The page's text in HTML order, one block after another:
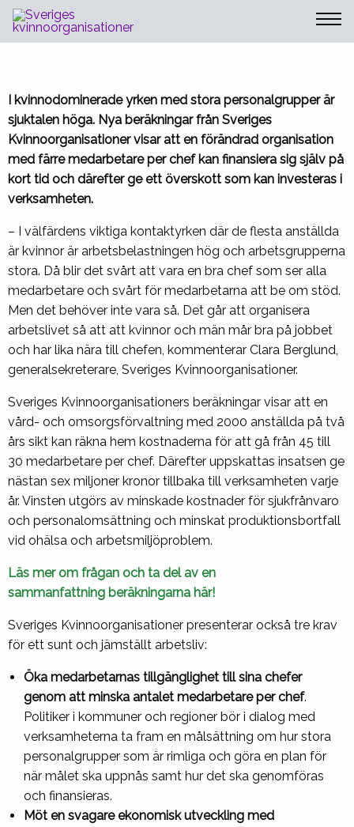
Sveriges Kvinnoorganisationer
kvinnodominerade yrken kan löna
sig på två års sikt
I kvinnodominerade yrken med stora personalgrupper är
sjuktalen höga. Nya beräkningar från Sveriges
Kvinnoorganisationer visar att en förändrad organisation
med färre medarbetare per chef kan finansiera sig själv på
kort tid och därefter ge ett överskott som kan investeras i
verksamheten.
– I välfärdens viktiga kontaktyrken där de flesta anställda
är kvinnor är arbetsbelastningen hög och arbetsgrupperna
stora. Då blir det svårt att vara en bra chef som ser alla
medarbetare och svårt för medarbetarna att be om stöd.
Men det behöver inte vara så. Det går att organisera
arbetslivet så att att kvinnor och män mår bra på jobbet
och har lika nära till chefen, kommenterar Clara Berglund,
generalsekreterare, Sveriges Kvinnoorganisationer.
Sveriges Kvinnoorganisationers beräkningar visar att en
vård- och omsorgsförvaltning med 2000 anställda på två
års sikt kan räkna hem kostnaderna för att gå från 45 till
30 medarbetare per chef. Därefter uppskattas insatsen ge
nästan sex miljoner kronor tillbaka till verksamheten varje
år. Vinsten utgörs av minskade kostnader för sjukfrånvaro
och personalomsättning och minskat produktionsbortfall
vid ohälsa och arbetsmiljöproblem.
Läs mer om frågan och ta del av en
sammanfattning beräkningarna här!
Sveriges Kvinnoorganisationer presenterar också tre krav
för ett sunt och jämställt arbetsliv:
Öka medarbetarnas tillgänglighet till sina chefer
genom att minska antalet medarbetare per chef.
Politiker i kommuner och regioner bör i dialog med
verksamheterna ta fram en målsättning om hur stora
personalgrupper som är rimliga och göra en plan för
när målet ska uppnås samt hur det ska genomföras
och finansieras.
Möt en svagare ekonomisk utveckling med